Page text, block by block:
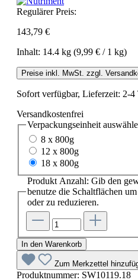
Regulärer Preis:
143,79 €
Inhalt: 14.4 kg (9,99 € / 1 kg)
Preise inkl. MwSt. zzgl.
Sofort verfügbar, Lieferzeit: 2-4
Versandkostenfrei
Verpackungseinheit
8 x 800g
12 x 800g
18 x 800g
Produkt Anzahl: Gib den
benutze die Schaltflächen
oder zu reduzieren.
In den Warenkorb
Zum Merkzettel
Produktnummer: SW10119.18